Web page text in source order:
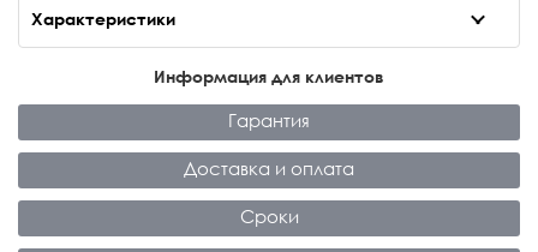
Характеристики
Информация для клиентов
Гарантия
Доставка и оплата
Сроки